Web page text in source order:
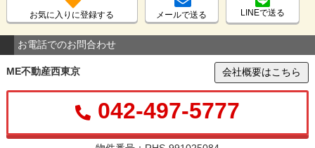
お気に入りに登録する メールで送る LINEで送る
お電話でのお問合わせ
ME不動産西東京 会社概要はこちら
042-497-5777